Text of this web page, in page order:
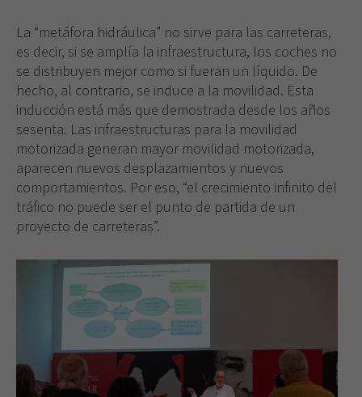
La “metáfora hidráulica” no sirve para las carreteras,
es decir, si se amplía la infraestructura, los coches no
se distribuyen mejor como si fueran un líquido. De
hecho, al contrario, se induce a la movilidad. Esta
inducción está más que demostrada desde los años
sesenta. Las infraestructuras para la movilidad
motorizada generan mayor movilidad motorizada,
aparecen nuevos desplazamientos y nuevos
comportamientos. Por eso, “el crecimiento infinito del
tráfico no puede ser el punto de partida de un
proyecto de carreteras”.